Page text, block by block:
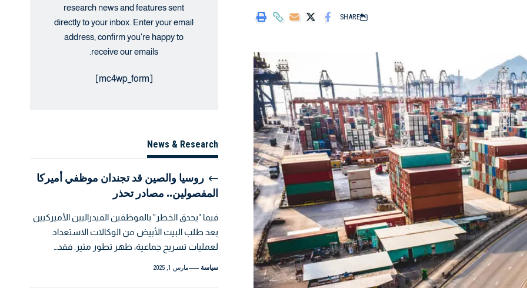
SHARE
research news and features sent
directly to your inbox. Enter your email
address, confirm you're happy to
receive our emails.
[mc4wp_form]
News & Research
روسيا والصين قد تجندان موظفي أميركا
المفصولين.. مصادر تحذر
فيما "يحدق الخطر" بالموظفين الفيدراليين الأميركيين
بعد طلب البيت الأبيض من الوكالات الاستعداد
لعمليات تسريح جماعية، ظهر تطور مثير. فقد…
سياسة مارس 1, 2025